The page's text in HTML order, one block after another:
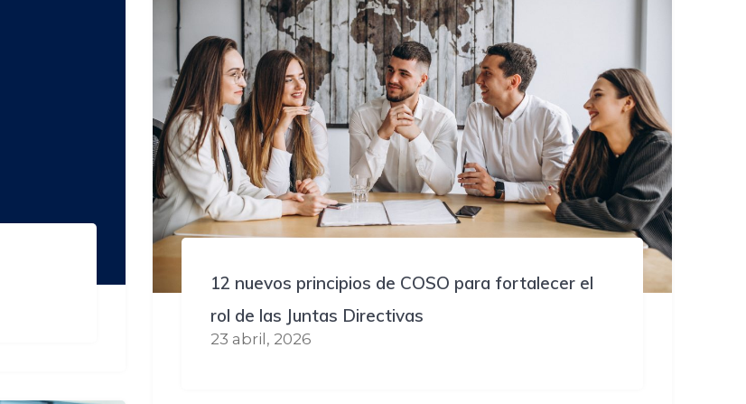
12 nuevos principios de COSO para fortalecer el
rol de las Juntas Directivas
23 abril, 2026